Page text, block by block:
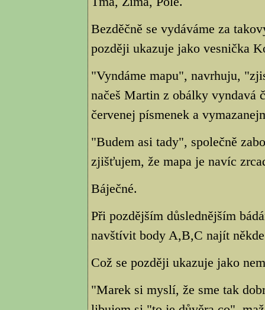
Bezděčně se vydáváme za
později ukazuje jako vesnička
"Vyndáme mapu", navrhuju,
načeš Martin z obálky vyndavá
červenej písmenek a
"Budem asi tady", společně
zjišťujem, že mapa je navíc
Báječné.
Při pozdějším důslednějším
navštívit body A,B,C najít
Což se později ukazuje jako
"Marek si myslí, že sme tak